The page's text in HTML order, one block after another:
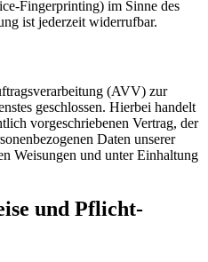
Fingerprinting) im Sinne des
ist jederzeit widerrufbar.
(AVV) zur
geschlossen. Hierbei handelt
vorgeschriebenen Vertrag, der
Daten unserer
Weisungen und unter Einhaltung
und Pflicht­